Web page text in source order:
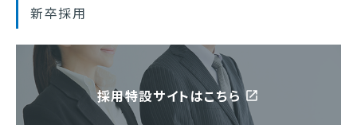
新卒採用
採用特設サイトはこちら